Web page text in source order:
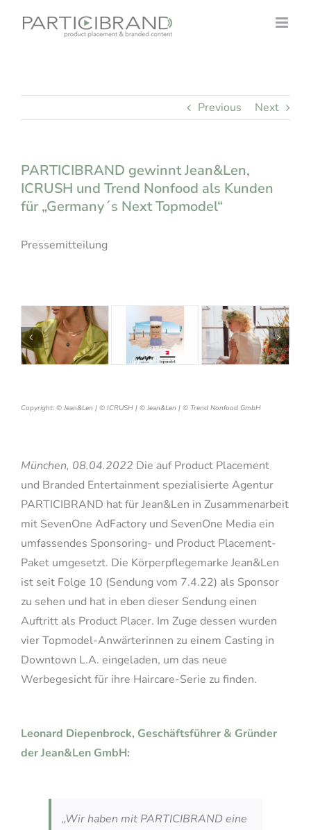
Previous Next
PARTICIBRAND gewinnt Jean&Len,
ICRUSH und Trend Nonfood als Kunden
für „Germany´s Next Topmodel“
Pressemitteilung
Copyright: © Jean&Len | © ICRUSH | © Jean&Len | © Trend Nonfood GmbH
München, 08.04.2022 Die auf Product Placement
und Branded Entertainment spezialisierte Agentur
PARTICIBRAND hat für Jean&Len in Zusammenarbeit
mit SevenOne AdFactory und SevenOne Media ein
umfassendes Sponsoring- und Product Placement-
Paket umgesetzt. Die Körperpflegemarke Jean&Len
ist seit Folge 10 (Sendung vom 7.4.22) als Sponsor
zu sehen und hat in eben dieser Sendung einen
Auftritt als Product Placer. Im Zuge dessen wurden
vier Topmodel-Anwärterinnen zu einem Casting in
Downtown L.A. eingeladen, um das neue
Werbegesicht für ihre Haircare-Serie zu finden.
Leonard Diepenbrock, Geschäftsführer & Gründer
der Jean&Len GmbH:
„Wir haben mit PARTICIBRAND eine